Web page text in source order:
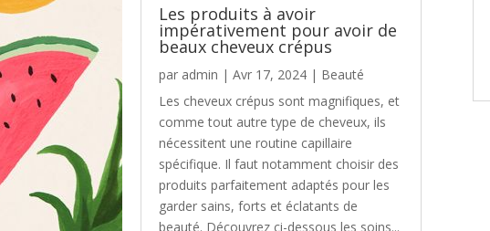
Les produits à avoir
impérativement pour avoir de
beaux cheveux crépus
par admin |Avr 17, 2024 | Beauté
Les cheveux crépus sont magnifiques, et
comme tout autre type de cheveux, ils
nécessitent une routine capillaire
spécifique. Il faut notamment choisir des
produits parfaitement adaptés pour les
garder sains, forts et éclatants de
beauté. Découvrez ci-dessous les soins...